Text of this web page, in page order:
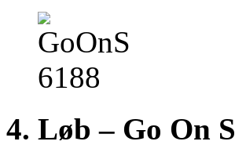
4. Løb – Go On S